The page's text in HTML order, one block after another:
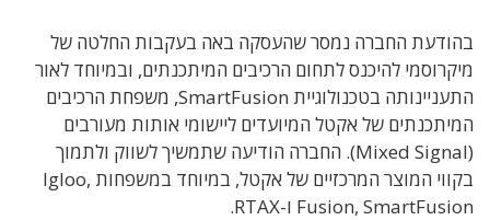
בהודעת החברה נמסר שהעסקה באה בעקבות החלטה של
מיקרוסמי להיכנס לתחום הרכיבים המיתכנתים, ובמיוחד לאור
התעניינותה בטכנולוגיית SmartFusion, משפחת הרכיבים
המיתכנתים של אקטל המיועדים ליישומי אותות מעורבים
(Mixed Signal). החברה הודיעה שתמשיך לשווק ולתמוך
בקווי המוצר המרכזיים של אקטל, במיוחד במשפחות Igloo,
Fusion, SmartFusion ו-RTAX.